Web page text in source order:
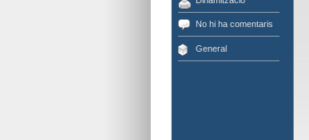
No hi ha comentaris
General